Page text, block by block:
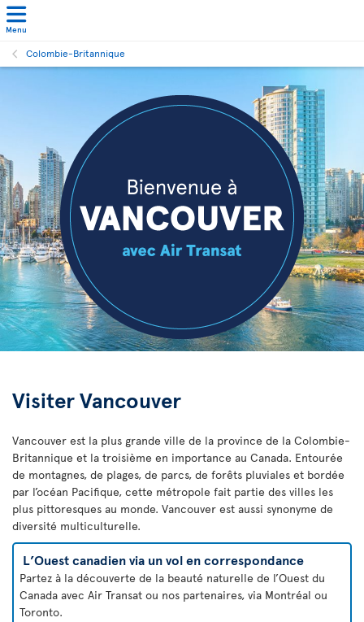
Menu
Colombie-Britannique
Visiter Vancouver
Vancouver est la plus grande ville de la province de la Colombie-
Britannique et la troisième en importance au Canada. Entourée
de montagnes, de plages, de parcs, de forêts pluviales et bordée
par l’océan Pacifique, cette métropole fait partie des villes les
plus pittoresques au monde. Vancouver est aussi synonyme de
diversité multiculturelle.
L’Ouest canadien via un vol en correspondance
Partez à la découverte de la beauté naturelle de l’Ouest du
Canada avec Air Transat ou nos partenaires, via Montréal ou
Toronto.